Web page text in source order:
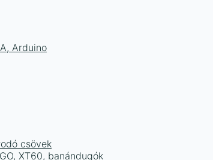
Arduino
csövek
XT60, banándugók